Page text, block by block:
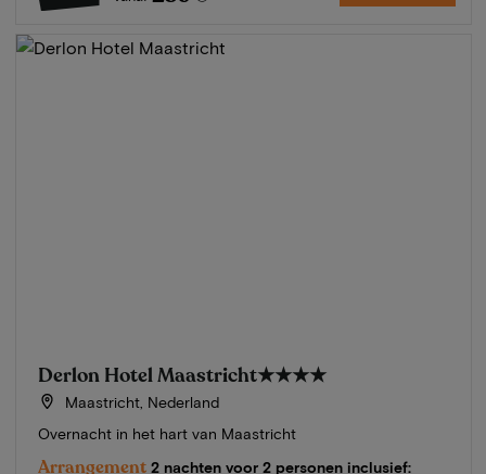
Derlon Hotel Maastricht★★★★
Maastricht, Nederland
Overnacht in het hart van Maastricht
Arrangement 2 nachten voor 2 personen inclusief: